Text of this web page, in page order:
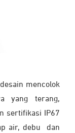
mencolok
yang terang,
sertifikasi IP67
air, debu dan